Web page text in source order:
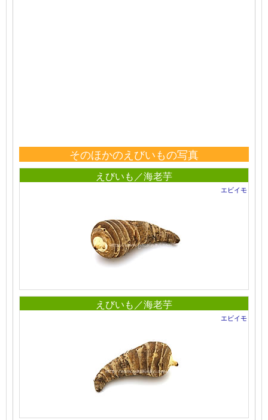
そのほかのえびいもの写真
えびいも／海老芋
エビイモ
えびいも／海老芋
エビイモ